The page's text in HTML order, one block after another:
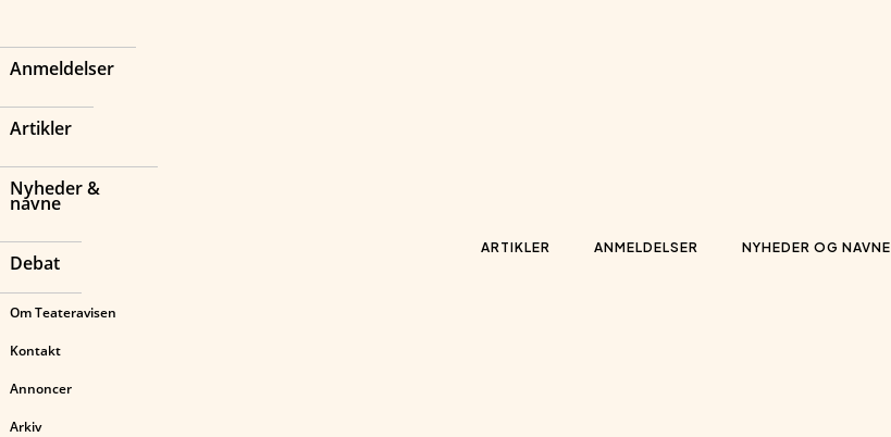
Anmeldelser
Artikler
Nyheder &
navne
Debat
Om Teateravisen
Kontakt
Annoncer
Arkiv
ARTIKLER ANMELDELSER NYHEDER OG NAVNE